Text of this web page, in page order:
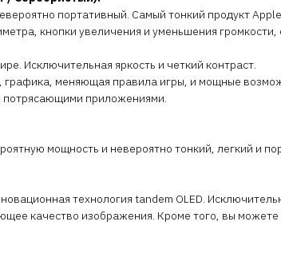
портативный. Самый тонкий продукт
кнопки увеличения и уменьшения
Исключительная яркость и четкий контраст.
меняющая правила игры, и мощные
потрясающими приложениями.
мощность и невероятно тонкий, легкий и
технология tandem OLED.
качество изображения. Кроме того, вы